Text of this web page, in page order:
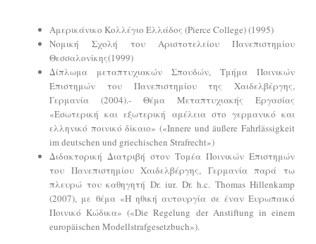
Αμερικάνικο Κολλέγιο Ελλάδος (Pierce College) (1995)
Νομική Σχολή του Αριστοτελείου Πανεπιστημίου
Θεσσαλονίκης(1999)
Δίπλωμα μεταπτυχιακών Σπουδών, Τμήμα Ποινικών
Επιστημών του Πανεπιστημίου της Χαιδελβέργης,
Γερμανία (2004).- Θέμα Μεταπτυχιακής Εργασίας
«Εσωτερική και εξωτερική αμέλεια στο γερμανικό και
ελληνικό ποινικό δίκαιο» («Innere und äußere Fahrlässigkeit
im deutschen und griechischen Strafrecht»)
Διδακτορική Διατριβή στον Τομέα Ποινικών Επιστημών
του Πανεπιστημίου Χαιδελβέργης, Γερμανία παρά τω
πλευρώ του καθηγητή Dr. iur. Dr. h.c. Thomas Hillenkamp
(2007), με θέμα «Η ηθική αυτουργία σε έναν Ευρωπαικό
Ποινικό Κώδικα» («Die Regelung der Anstiftung in einem
europäischen Modellstrafgesetzbuch»).